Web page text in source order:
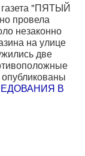
"ПЯТЫЙ
провела
незаконно
на улице
две
В